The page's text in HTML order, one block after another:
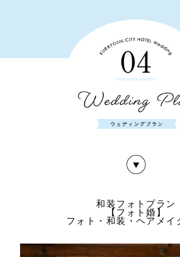
和装フォトプラン
【フォト婚】
フォト・和装・ヘアメイ